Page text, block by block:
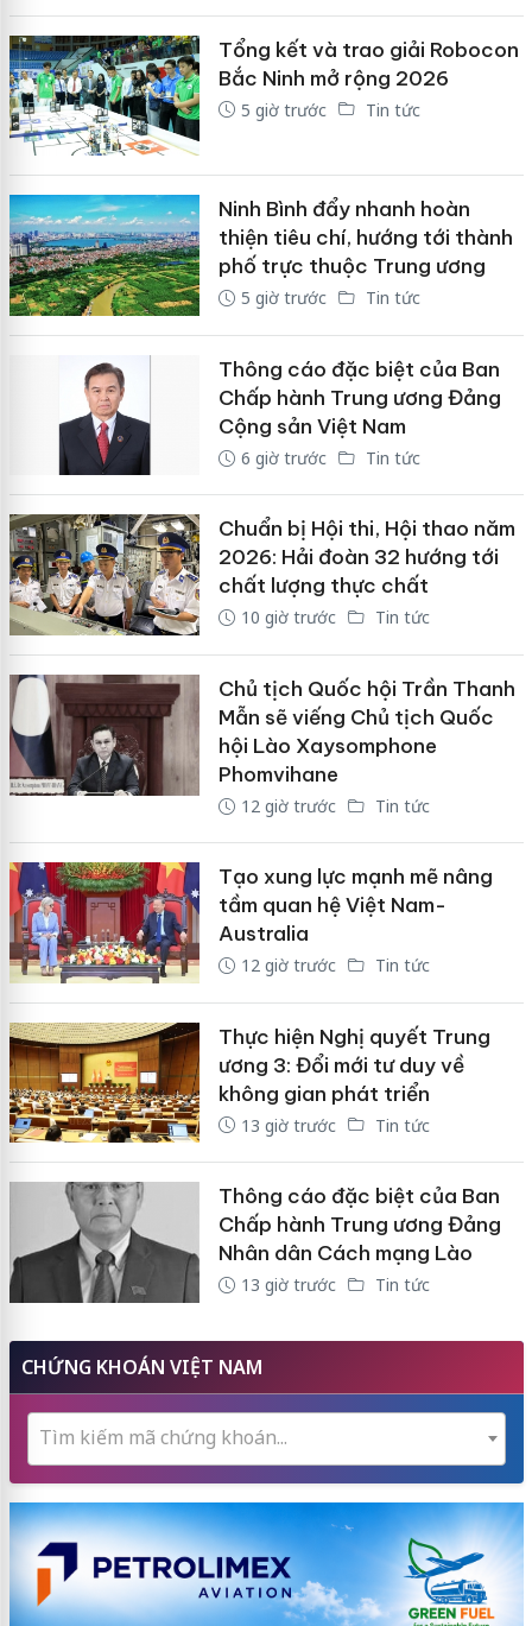
Tổng kết và trao giải Robocon
Bắc Ninh mở rộng 2026
5 giờ trước Tin tức
Ninh Bình đẩy nhanh hoàn
thiện tiêu chí, hướng tới thành
phố trực thuộc Trung ương
5 giờ trước Tin tức
Thông cáo đặc biệt của Ban
Chấp hành Trung ương Đảng
Cộng sản Việt Nam
6 giờ trước Tin tức
Chuẩn bị Hội thi, Hội thao năm
2026: Hải đoàn 32 hướng tới
chất lượng thực chất
10 giờ trước Tin tức
Chủ tịch Quốc hội Trần Thanh
Mẫn sẽ viếng Chủ tịch Quốc
hội Lào Xaysomphone
Phomvihane
12 giờ trước Tin tức
Tạo xung lực mạnh mẽ nâng
tầm quan hệ Việt Nam-
Australia
12 giờ trước Tin tức
Thực hiện Nghị quyết Trung
ương 3: Đổi mới tư duy về
không gian phát triển
13 giờ trước Tin tức
Thông cáo đặc biệt của Ban
Chấp hành Trung ương Đảng
Nhân dân Cách mạng Lào
13 giờ trước Tin tức
CHỨNG KHOÁN VIỆT NAM
Tìm kiếm mã chứng khoán...